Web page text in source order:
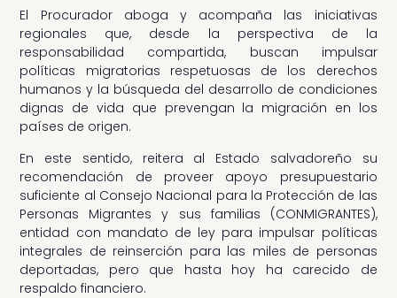
El Procurador aboga y acompaña las iniciativas
regionales que, desde la perspectiva de la
responsabilidad compartida, buscan impulsar
políticas migratorias respetuosas de los derechos
humanos y la búsqueda del desarrollo de condiciones
dignas de vida que prevengan la migración en los
países de origen.
En este sentido, reitera al Estado salvadoreño su
recomendación de proveer apoyo presupuestario
suficiente al Consejo Nacional para la Protección de las
Personas Migrantes y sus familias (CONMIGRANTES),
entidad con mandato de ley para impulsar políticas
integrales de reinserción para las miles de personas
deportadas, pero que hasta hoy ha carecido de
respaldo financiero.